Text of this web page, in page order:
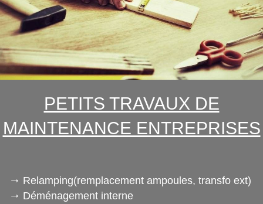
PETITS TRAVAUX DE
MAINTENANCE ENTREPRISES
Relamping(remplacement ampoules, transfo ext)
Déménagement interne